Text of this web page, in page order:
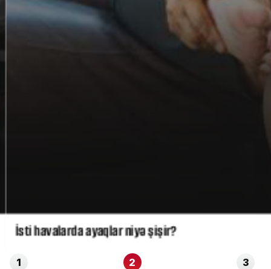
İsti havalarda ayaqlar niyə şişir?
1 2 3